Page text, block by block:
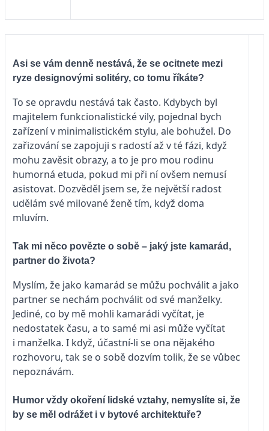
Asi se vám denně nestává, že se ocitnete mezi
ryze designovými solitéry, co tomu říkáte?
To se opravdu nestává tak často. Kdybych byl
majitelem funkcionalistické vily, pojednal bych
zařízení v minimalistickém stylu, ale bohužel. Do
zařizování se zapojuji s radostí až v té fázi, když
mohu zavěsit obrazy, a to je pro mou rodinu
humorná etuda, pokud mi při ní ovšem nemusí
asistovat. Dozvěděl jsem se, že největší radost
udělám své milované ženě tím, když doma
mluvím.
Tak mi něco povězte o sobě – jaký jste kamarád,
partner do života?
Myslím, že jako kamarád se můžu pochválit a jako
partner se nechám pochválit od své manželky.
Jediné, co by mě mohli kamarádi vyčítat, je
nedostatek času, a to samé mi asi může vyčítat
i manželka. I když, účastní-li se ona nějakého
rozhovoru, tak se o sobě dozvím tolik, že se vůbec
nepoznávám.
Humor vždy okoření lidské vztahy, nemyslíte si, že
by se měl odrážet i v bytové architektuře?